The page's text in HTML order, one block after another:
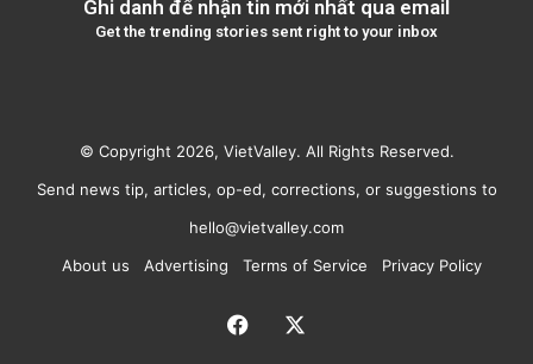
Ghi danh để nhận tin mới nhất qua email
Get the trending stories sent right to your inbox
© Copyright 2026, VietValley. All Rights Reserved.
Send news tip, articles, op-ed, corrections, or suggestions to
hello@vietvalley.com
About us
Advertising Terms of Service Privacy Policy
Facebook